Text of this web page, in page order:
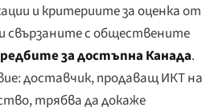
и критериите за оценка от
свързаните с обществените
за достъпна Канада.
доставчик, продаващ ИКТ на
трябва да докаже